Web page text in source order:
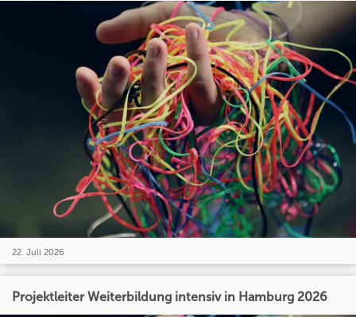
22. Juli 2026
Projektleiter Weiterbildung intensiv in Hamburg 2026